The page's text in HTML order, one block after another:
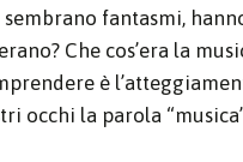
fantasmi,
Che cos’era la
è
occhi la parola